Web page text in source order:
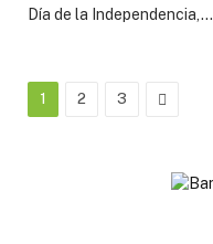
Día de la Independencia,…
1 2 3 Next